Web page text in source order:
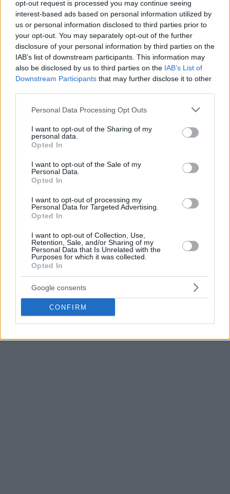
opt-out request is processed you may continue seeing
interest-based ads based on personal information utilized by
us or personal information disclosed to third parties prior to
your opt-out. You may separately opt-out of the further
disclosure of your personal information by third parties on the
IAB’s list of downstream participants. This information may
also be disclosed by us to third parties on the IAB’s List of
Downstream Participants that may further disclose it to other
Please note that this website/app uses one or more Google
not limited to your visit or usage behaviour. You may click to
grant or deny consent to Google and its third-party tags to
use your data for below specified purposes in below Google
consent section.
Personal Data Processing Opt Outs
I want to opt-out of the Sharing of my
personal data.
Opted In
I want to opt-out of the Sale of my
Personal Data.
Opted In
I want to opt-out of processing my
Personal Data for Targeted Advertising.
Opted In
I want to opt-out of Collection, Use,
Retention, Sale, and/or Sharing of my
Personal Data that Is Unrelated with the
Purposes for which it was collected.
Opted In
Google consents
CONFIRM
🔗https://t.co/xul00VpEZz#KKPartizan
pic.twitter.com/3aXEOz3WIl
— KK Partizan Mozzart Bet (@PartizanBC)
December 2, 2025